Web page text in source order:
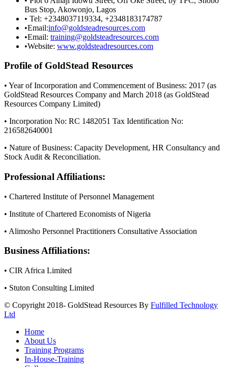
Bus Stop, Akowonjo, Lagos
• Tel: +2348037119334, +2348183174787
•Email:info@goldsteadresources.com
•Email: training@goldsteadresources.com
•Website: www.goldsteadresources.com
Profile of GoldStead Resources
• Year of Incorporation and Commencement of Business: 2017 (as
GoldStead Resources Company and March 2018 (as GoldStead
Resources Company Limited)
• Incorporation No: RC 1482051 Tax Identification No:
216582640001
• Nature of Business: Capacity Development, HR Consultancy and
Stock Audit & Reconciliation.
Professional Affiliations:
• Chartered Institute of Personnel Management
• Institute of Chartered Economists of Nigeria
• Alimosho Personnel Practitioners Consultative Association
Business Affiliations:
• CIR Africa Limited
• Stuton Consulting Limited
© Copyright 2018- GoldStead Resources By Fulfilled Technology
Ltd
Home
About Us
Training Programs
In-House-Training